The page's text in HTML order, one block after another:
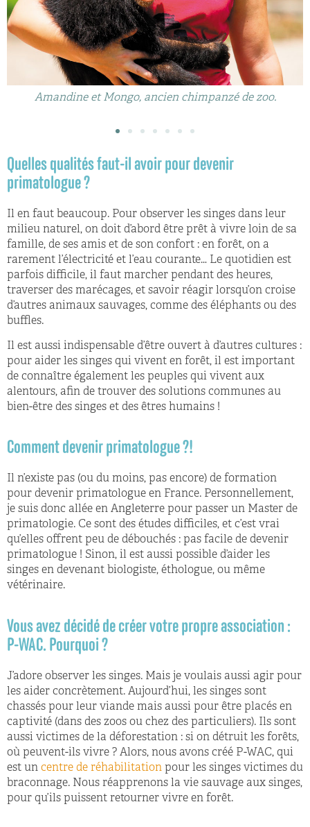
Amandine et Mongo, ancien chimpanzé de zoo.
Quelles qualités faut-il avoir pour devenir
primatologue ?
Il en faut beaucoup. Pour observer les singes dans leur
milieu naturel, on doit d’abord être prêt à vivre loin de sa
famille, de ses amis et de son confort : en forêt, on a
rarement l’électricité et l’eau courante… Le quotidien est
parfois difficile, il faut marcher pendant des heures,
traverser des marécages, et savoir réagir lorsqu’on croise
d’autres animaux sauvages, comme des éléphants ou des
buffles.
Il est aussi indispensable d’être ouvert à d’autres cultures :
pour aider les singes qui vivent en forêt, il est important
de connaître également les peuples qui vivent aux
alentours, afin de trouver des solutions communes au
bien-être des singes et des êtres humains !
Comment devenir primatologue ?!
Il n’existe pas (ou du moins, pas encore) de formation
pour devenir primatologue en France. Personnellement,
je suis donc allée en Angleterre pour passer un Master de
primatologie. Ce sont des études difficiles, et c’est vrai
qu’elles offrent peu de débouchés : pas facile de devenir
primatologue ! Sinon, il est aussi possible d’aider les
singes en devenant biologiste, éthologue, ou même
vétérinaire.
Vous avez décidé de créer votre propre association :
P-WAC.Pourquoi ?
J’adore observer les singes. Mais je voulais aussi agir pour
les aider concrètement. Aujourd’hui, les singes sont
chassés pour leur viande mais aussi pour être placés en
captivité (dans des zoos ou chez des particuliers). Ils sont
aussi victimes de la déforestation : si on détruit les forêts,
où peuvent-ils vivre ? Alors, nous avons créé P-WAC, qui
est un centre de réhabilitation pour les singes victimes du
braconnage. Nous réapprenons la vie sauvage aux singes,
pour qu’ils puissent retourner vivre en forêt.